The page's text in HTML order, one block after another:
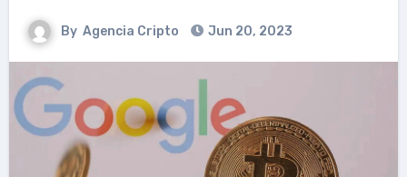
By Agencia Cripto Jun 20, 2023